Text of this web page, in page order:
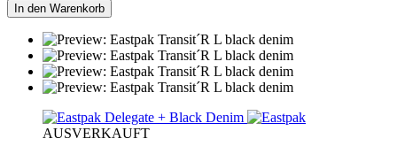
In den Warenkorb
AUSVERKAUFT